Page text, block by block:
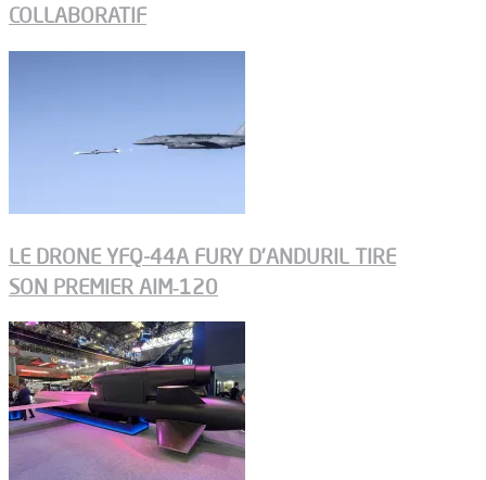
COLLABORATIF
LE DRONE YFQ-44A FURY D’ANDURIL TIRE
SON PREMIER AIM‑120